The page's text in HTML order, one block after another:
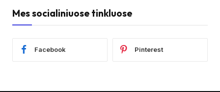
Mes socialiniuose tinkluose
Facebook Pinterest